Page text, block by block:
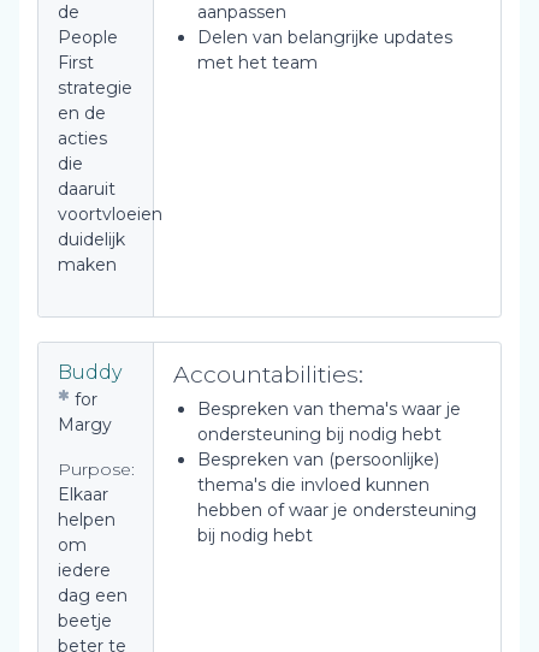
de
People
First
strategie
en de
acties
die
daaruit
voortvloeien
duidelijk
maken
aanpassen
Delen van belangrijke updates
met het team
Buddy
for
Margy
Purpose:
Elkaar
helpen
om
iedere
dag een
beetje
beter te
Accountabilities:
Bespreken van thema's waar je
ondersteuning bij nodig hebt
Bespreken van (persoonlijke)
thema's die invloed kunnen
hebben of waar je ondersteuning
bij nodig hebt